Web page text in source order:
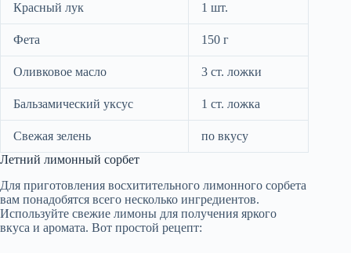
Красный лук 1 шт.
Фета 150 г
Оливковое масло 3 ст. ложки
Бальзамический уксус 1 ст. ложка
Свежая зелень
по вкусу
Летний лимонный сорбет
Для приготовления восхитительного лимонного сорбета
вам понадобятся всего несколько ингредиентов.
Используйте свежие лимоны для получения яркого
вкуса и аромата. Вот простой рецепт: